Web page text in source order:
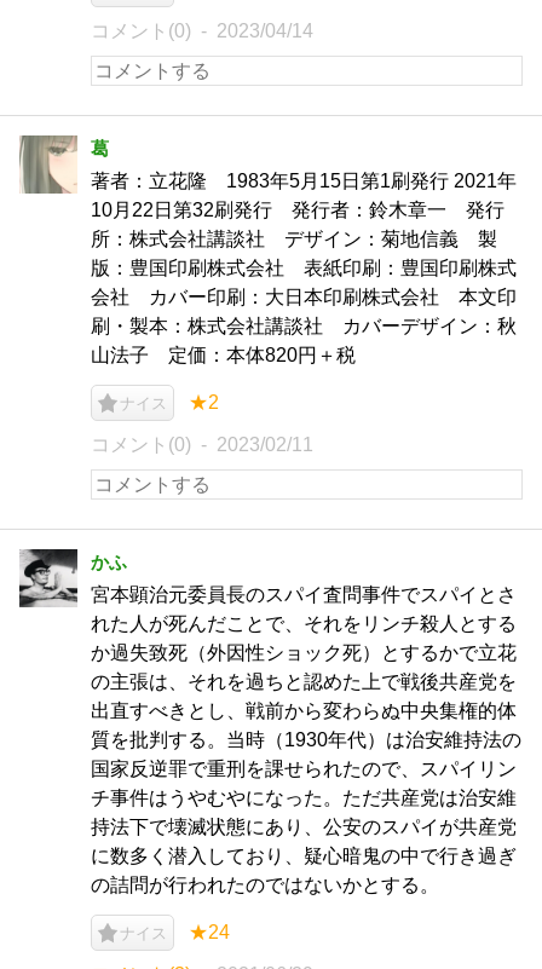
コメント(0) 2023/04/14
葛
著者：立花隆 1983年5月15日第1刷発行 2021年
10月22日第32刷発行 発行者：鈴木章一 発行
所：株式会社講談社 デザイン：菊地信義 製
版：豊国印刷株式会社 表紙印刷：豊国印刷株式
会社 カバー印刷：大日本印刷株式会社 本文印
刷・製本：株式会社講談社 カバーデザイン：秋
山法子 定価：本体820円＋税
ナイス ★2
コメント(0) 2023/02/11
かふ
宮本顕治元委員長のスパイ査問事件でスパイとさ
れた人が死んだことで、それをリンチ殺人とする
か過失致死（外因性ショック死）とするかで立花
の主張は、それを過ちと認めた上で戦後共産党を
出直すべきとし、戦前から変わらぬ中央集権的体
質を批判する。当時（1930年代）は治安維持法の
国家反逆罪で重刑を課せられたので、スパイリン
チ事件はうやむやになった。ただ共産党は治安維
持法下で壊滅状態にあり、公安のスパイが共産党
に数多く潜入しており、疑心暗鬼の中で行き過ぎ
の詰問が行われたのではないかとする。
ナイス ★24